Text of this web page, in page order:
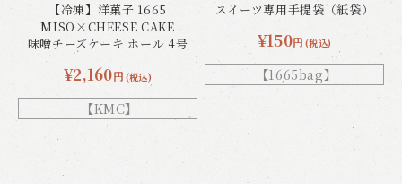
【冷凍】洋菓子 1665
MISO×CHEESE CAKE
味噌チーズケーキ ホール 4号
¥2,160円 (税込)
【KMC】
スイーツ専用手提袋（紙袋）
¥150円 (税込)
【1665bag】